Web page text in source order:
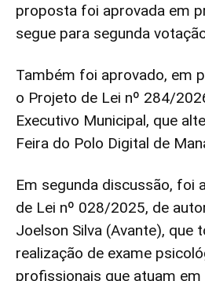
proposta foi aprovada em
segue para segunda
Também foi aprovado, em
o Projeto de Lei nº 284/
Executivo Municipal, que
Feira do Polo Digital de
Em segunda discussão, foi
de Lei nº 028/2025, de
Joelson Silva (Avante), que
realização de exame
profissionais que atuam em